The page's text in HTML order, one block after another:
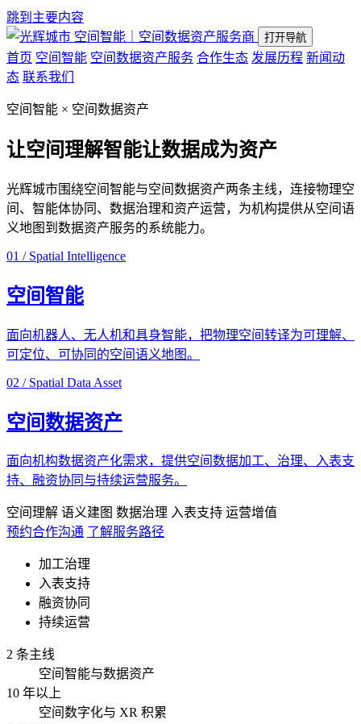
跳到主要内容
空间智能｜空间数据资产服务商
打开导航
首页 空间智能 空间数据资产服务 合作生态 发展历程 新闻动
态 联系我们
空间智能 × 空间数据资产
让空间理解智能让数据成为资产
光辉城市围绕空间智能与空间数据资产两条主线，连接物理空
间、智能体协同、数据治理和资产运营，为机构提供从空间语
义地图到数据资产服务的系统能力。
01 / Spatial Intelligence
空间智能
面向机器人、无人机和具身智能，把物理空间转译为可理解、
可定位、可协同的空间语义地图。
02 / Spatial Data Asset
空间数据资产
面向机构数据资产化需求，提供空间数据加工、治理、入表支
持、融资协同与持续运营服务。
空间理解 语义建图 数据治理 入表支持 运营增值
预约合作沟通 了解服务路径
加工治理
入表支持
融资协同
持续运营
2 条主线
空间智能与数据资产
10 年以上
空间数字化与 XR 积累